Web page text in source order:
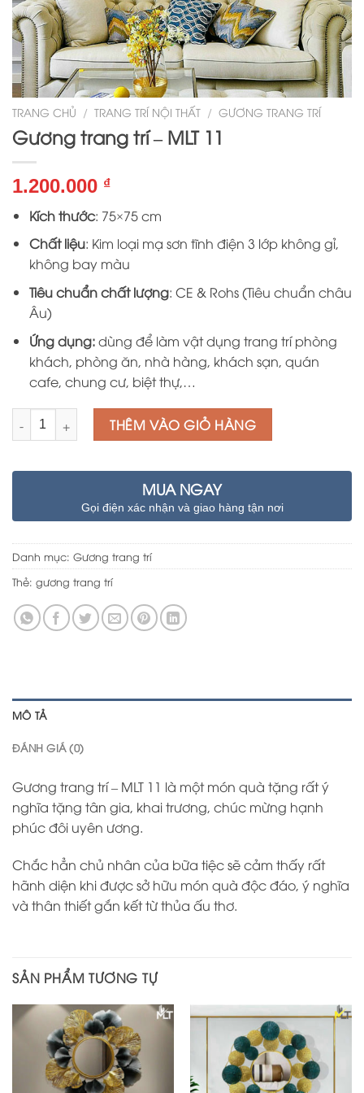
TRANG CHỦ / TRANG TRÍ NỘI THẤT / GƯƠNG TRANG TRÍ
Gương trang trí – MLT 11
1.200.000 ₫
Kích thước: 75×75 cm
Chất liệu: Kim loại mạ sơn tĩnh điện 3 lớp không gỉ,
không bay màu
Tiêu chuẩn chất lượng: CE & Rohs (Tiêu chuẩn châu
Âu)
Ứng dụng:dùng để làm vật dụng trang trí phòng
khách, phòng ăn, nhà hàng, khách sạn, quán
cafe, chung cư, biệt thự,…
Số lượng THÊM VÀO GIỎ HÀNG
MUA NGAY
Gọi điện xác nhận và giao hàng tận nơi
Danh mục: Gương trang trí
Thẻ: gương trang trí
MÔ TẢ
ĐÁNH GIÁ (0)
Gương trang trí – MLT 11 là một món quà tặng rất ý
nghĩa tặng tân gia, khai trương, chúc mừng hạnh
phúc đôi uyên ương.
Chắc hẳn chủ nhân của bữa tiệc sẽ cảm thấy rất
hãnh diện khi được sở hữu món quà độc đáo, ý nghĩa
và thân thiết gắn kết từ thủa ấu thơ.
SẢN PHẨM TƯƠNG TỰ